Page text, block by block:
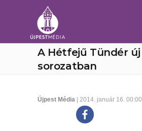
A Hétfejű Tündér új
sorozatban
Újpest Média | 2014. január 16. 00:00